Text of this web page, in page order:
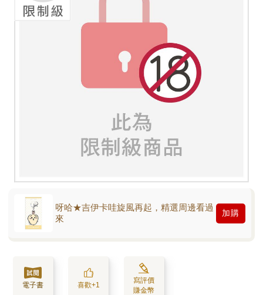
呀哈★吉伊卡哇旋風再起，精選周邊看過
來
加購
電子書 喜歡+1
寫評價
賺金幣